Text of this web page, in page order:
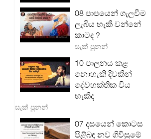
08 පාපයෙන් ගැලවීම
ලැබිය හැකි වන්නේ
කාටද ?
සැක් පූනන්
10 පාලනය කළ
නොහැකි දිවකින්
දේවභක්තික විය
හැකිද
සැක් පූනන්
07 දසයෙන් කොටස
පිළිබඳ නව ගිවිසුමේ